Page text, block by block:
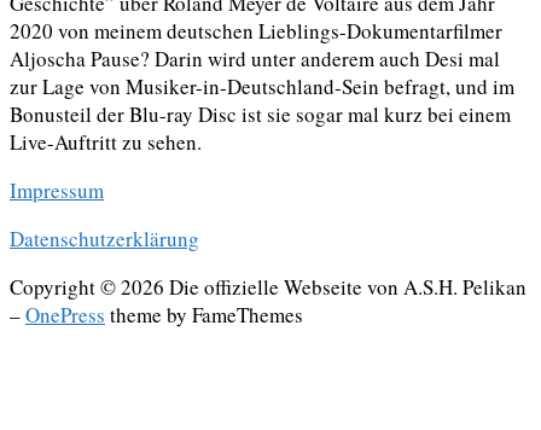
2020 von meinem deutschen Lieblings-Dokumentarfilmer
Aljoscha Pause? Darin wird unter anderem auch Desi mal
zur Lage von Musiker-in-Deutschland-Sein befragt, und im
Bonusteil der Blu-ray Disc ist sie sogar mal kurz bei einem
Live-Auftritt zu sehen.
Impressum
Datenschutzerklärung
Copyright © 2026 Die offizielle Webseite von A.S.H. Pelikan
–OnePress theme by FameThemes